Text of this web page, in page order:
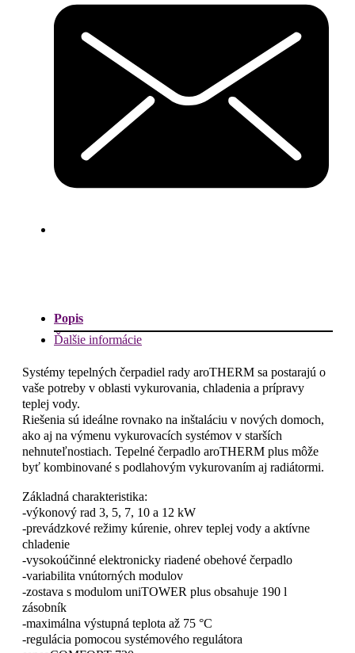
Popis
Ďalšie informácie
Systémy tepelných čerpadiel rady aroTHERM sa postarajú o
vaše potreby v oblasti vykurovania, chladenia a prípravy
teplej vody.
Riešenia sú ideálne rovnako na inštaláciu v nových domoch,
ako aj na výmenu vykurovacích systémov v starších
nehnuteľnostiach. Tepelné čerpadlo aroTHERM plus môže
byť kombinované s podlahovým vykurovaním aj radiátormi.
Základná charakteristika:
-výkonový rad 3, 5, 7, 10 a 12 kW
-prevádzkové režimy kúrenie, ohrev teplej vody a aktívne
chladenie
-vysokoúčinné elektronicky riadené obehové čerpadlo
-variabilita vnútorných modulov
-zostava s modulom uniTOWER plus obsahuje 190 l
zásobník
-maximálna výstupná teplota až 75 °C
-regulácia pomocou systémového regulátora